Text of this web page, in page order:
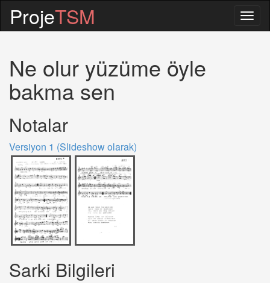
ProjeTSM
Ne olur yüzüme öyle
bakma sen
Notalar
Versiyon 1 (Slideshow olarak)
Sarki Bilgileri